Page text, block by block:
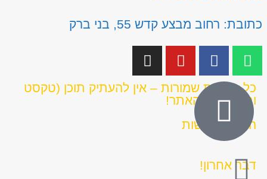
כתובת: רחוב מבצע קדש 55, בני ברק
כל הזכויות שמורות – אין להעתיק תוכן (טקסט
ותמונות) מהאתר!
הצהרת נגישות
דבר אחרון!